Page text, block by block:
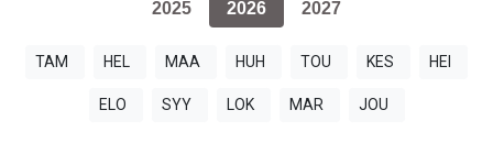
2025 2026 2027
TAM HEL MAA HUH TOU KES HEI
ELO SYY LOK MAR JOU